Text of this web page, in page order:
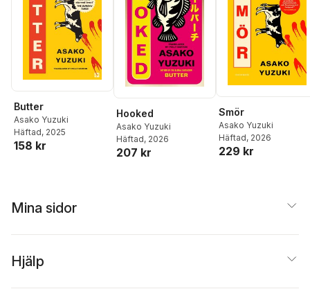
Butter
Asako Yuzuki
Häftad, 2025
158 kr
Hooked
Asako Yuzuki
Häftad, 2026
207 kr
Smör
Asako Yuzuki
Häftad, 2026
229 kr
Mina sidor
Hjälp